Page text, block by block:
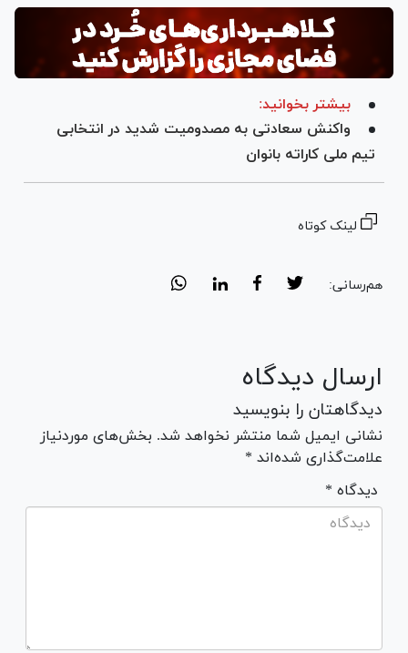
بیشتر بخوانید:
واکنش سعادتی به مصدومیت شدید در انتخابی
تیم ملی کاراته بانوان
لینک کوتاه
هم‌رسانی:
ارسال دیدگاه
دیدگاهتان را بنویسید
نشانی ایمیل شما منتشر نخواهد شد. بخش‌های موردنیاز
علامت‌گذاری شده‌اند *
* دیدگاه